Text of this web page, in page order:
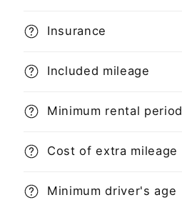
Insurance
Included mileage
Minimum rental period
Cost of extra mileage
Minimum driver's age